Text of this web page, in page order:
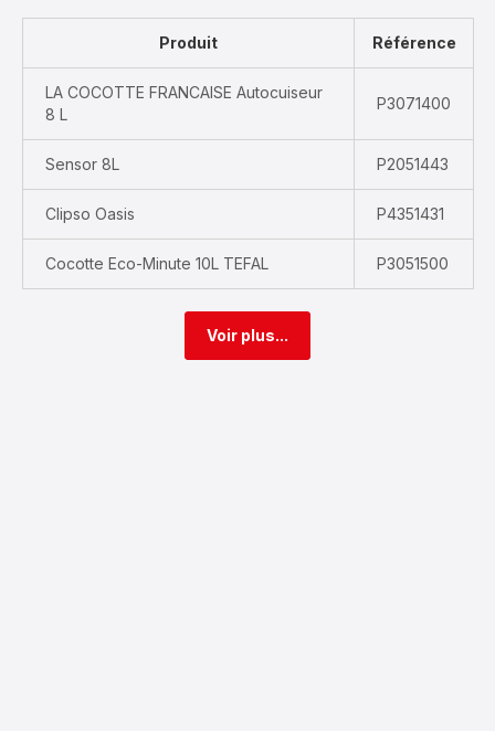
Produit Référence
LA COCOTTE FRANCAISE Autocuiseur
8 L
P3071400
Sensor 8L P2051443
Clipso Oasis P4351431
Cocotte Eco-Minute 10L TEFAL P3051500
Voir plus...